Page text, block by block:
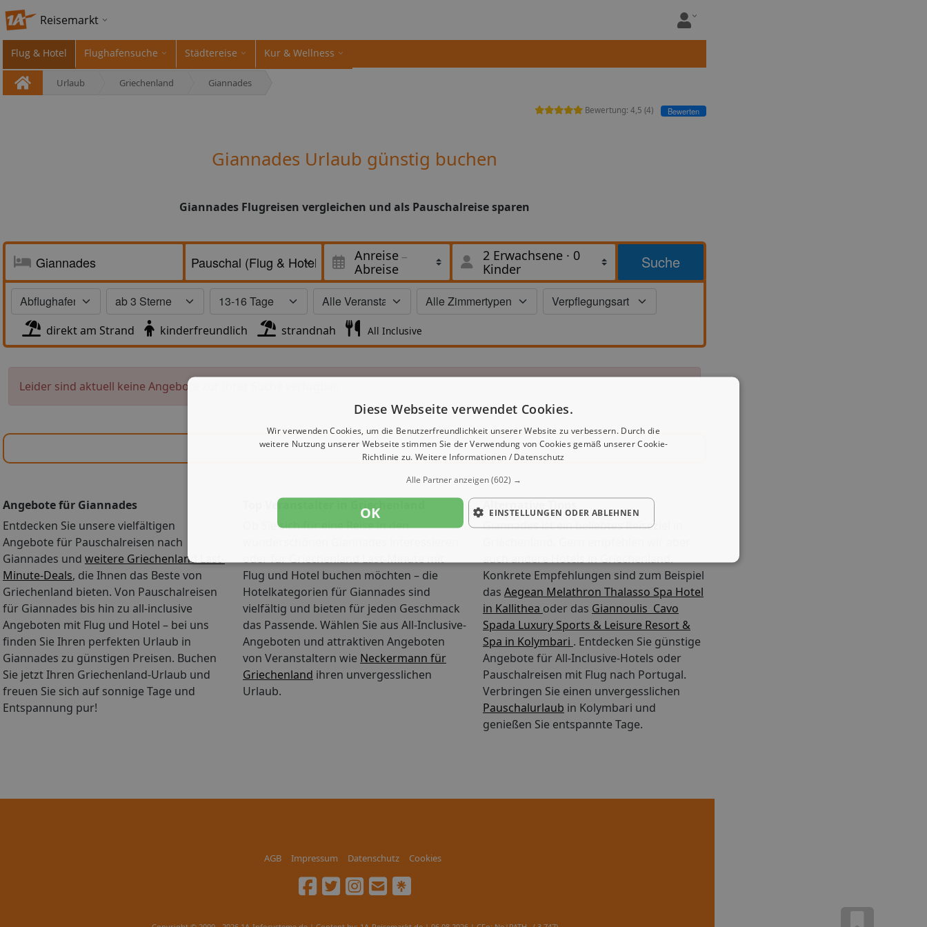
Reisemarkt
Flug & Hotel Flughafensuche Städtereise Kur & Wellness
Urlaub Griechenland Giannades
Bewertung: 4,5 (4) Bewerten
Giannades Urlaub günstig buchen
Giannades Flugreisen vergleichen und als Pauschalreise sparen
Anreise
Abreise
2 Erwachsene · 0
Kinder
Suche
direkt am Strand kinderfreundlich strandnah All Inclusive
Leider sind aktuell keine Angebote zur Ihrer Suche verfügbar.
Angebote für Giannades
Entdecken Sie unsere vielfältigen
Angebote für Pauschalreisen nach
Giannades und weitere Griechenland Last-
Minute-Deals, die Ihnen das Beste von
Griechenland bieten. Von Pauschalreisen
für Giannades bis hin zu all-inclusive
Angeboten mit Flug und Hotel – bei uns
finden Sie Ihren perfekten Urlaub in
Giannades zu günstigen Preisen. Buchen
Sie jetzt Ihren Griechenland-Urlaub und
freuen Sie sich auf sonnige Tage und
Entspannung pur!
Top Veranstalter in Griechenland
Ob Sie sich für eine Reise in den
oder für Griechenland Last-Minute mit
Flug und Hotel buchen möchten – die
Hotelkategorien für Giannades sind
vielfältig und bieten für jeden Geschmack
das Passende. Wählen Sie aus All-Inclusive-
Angeboten und attraktiven Angeboten
von Veranstaltern wie Neckermann für
Griechenland ihren unvergesslichen
Urlaub.
Giannades ist ein beliebtes Reiseziel in
auch andere Hotels in Griechenland.
Konkrete Empfehlungen sind zum Beispiel
das Aegean Melathron Thalasso Spa Hotel
in Kallithea oder das Giannoulis  Cavo
Spada Luxury Sports & Leisure Resort &
Spa in Kolymbari . Entdecken Sie günstige
Angebote für All-Inclusive-Hotels oder
Pauschalreisen mit Flug nach Portugal.
Verbringen Sie einen unvergesslichen
Pauschalurlaub in Kolymbari und
genießen Sie entspannte Tage.
AGB Impressum Datenschutz Cookies
Diese Webseite verwendet Cookies.
Wir verwenden Cookies, um die Benutzerfreundlichkeit unserer Website zu verbessern. Durch die
weitere Nutzung unserer Webseite stimmen Sie der Verwendung von Cookies gemäß unserer Cookie-
Richtlinie zu. Weitere Informationen / Datenschutz
Alle Partner anzeigen(602) →
OK EINSTELLUNGEN ODER ABLEHNEN